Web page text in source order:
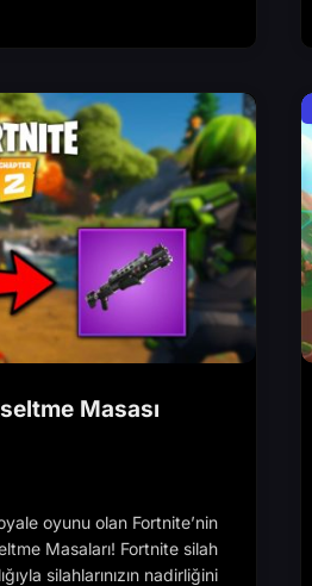
Masası
oyunu olan Fortnite’nin
Masaları! Fortnite silah
silahlarınızın nadirliğini